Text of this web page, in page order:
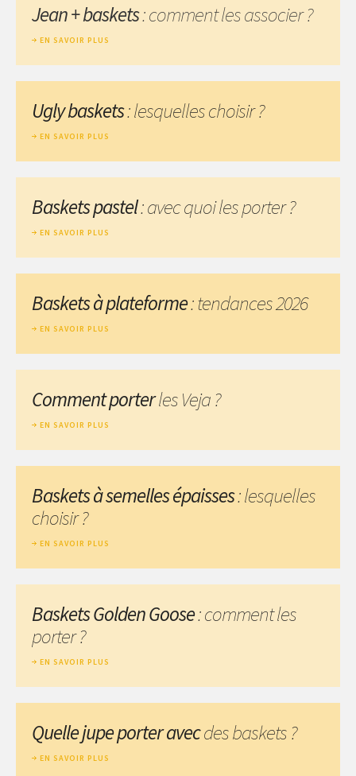
Jean + baskets: comment les associer ?
EN SAVOIR PLUS
Ugly baskets: lesquelles choisir ?
EN SAVOIR PLUS
Baskets pastel: avec quoi les porter ?
EN SAVOIR PLUS
Baskets à plateforme: tendances 2026
EN SAVOIR PLUS
Comment porterles Veja ?
EN SAVOIR PLUS
Baskets à semelles épaisses: lesquelles
choisir ?
EN SAVOIR PLUS
Baskets Golden Goose: comment les
porter ?
EN SAVOIR PLUS
Quelle jupe porter avecdes baskets ?
EN SAVOIR PLUS